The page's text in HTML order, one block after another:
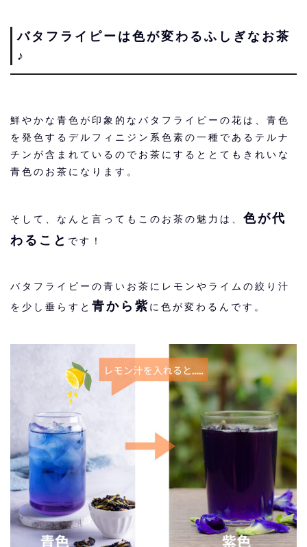
バタフライピーは色が変わるふしぎなお茶
♪
鮮やかな青色が印象的なバタフライピーの花は、青色
を発色するデルフィニジン系色素の一種であるテルナ
チンが含まれているのでお茶にするととてもきれいな
青色のお茶になります。
そして、なんと言ってもこのお茶の魅力は、 色が代
わること です！
バタフライピーの青いお茶にレモンやライムの絞り汁
を少し垂らすと 青から紫に色が変わるんです。